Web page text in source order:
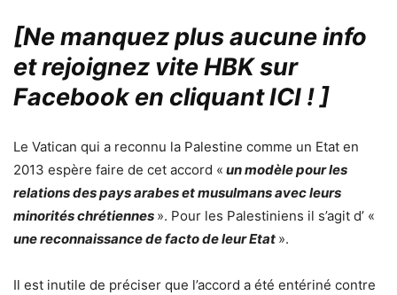
[Ne manquez plus aucune info
et rejoignez vite HBK sur
Facebook en cliquant ICI !]
Le Vatican qui a reconnu la Palestine comme un Etat en
2013 espère faire de cet accord « un modèle pour les
relations des pays arabes et musulmans avec leurs
minorités chrétiennes ». Pour les Palestiniens il s’agit d’ «
une reconnaissance de facto de leur Etat ».
Il est inutile de préciser que l’accord a été entériné contre